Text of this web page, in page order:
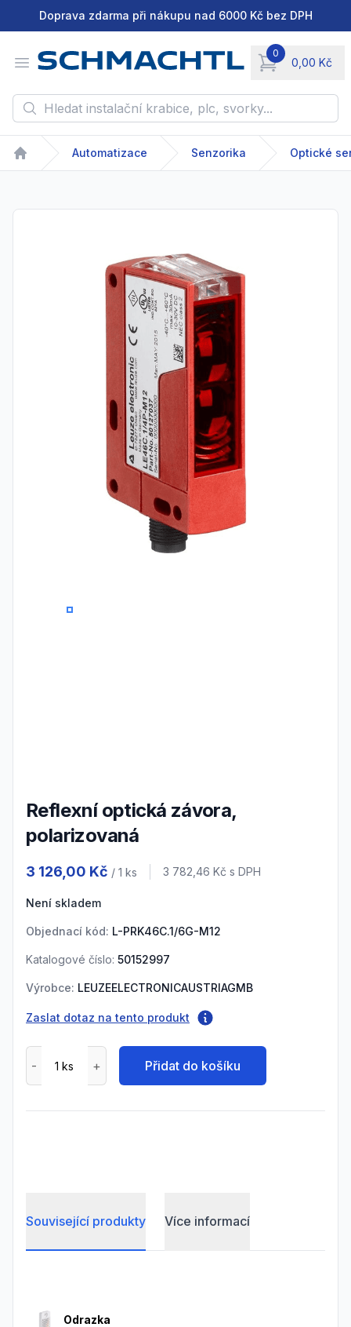
Doprava zdarma při nákupu nad 6000 Kč bez DPH
Open menu
0
0,00 Kč
items in cart,
Hledat instalační krabice, plc, svorky...
Home
Automatizace Senzorika Optické
0
Reflexní optická závora,
polarizovaná
3 126,00 Kč / 1 ks Cena s DPH
3 782,46 Kč s DPH
Není skladem
Objednací kód: L-PRK46C.1/6G-M12
Katalogové číslo: 50152997
Výrobce: LEUZEELECTRONICAUSTRIAGMB
Zaslat dotaz na tento produkt
Přidat do košíku
Související produkty Více informací
Odrazka